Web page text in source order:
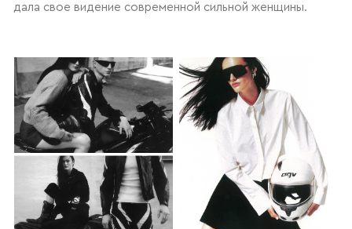
дала свое видение современной сильной женщины.